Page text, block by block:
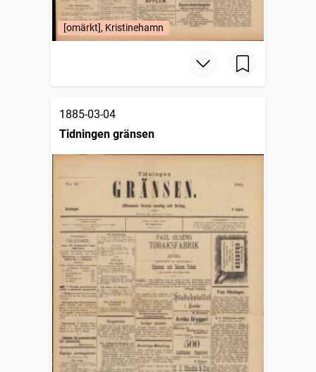
[omärkt], Kristinehamn
1885-03-04
Tidningen gränsen